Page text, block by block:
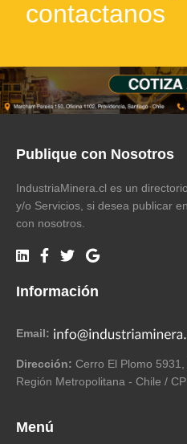
contactanos
Publique con Nosotros
IndustriaMinera.cl es un
y/o Servicios, si desea publicar
con nosotros.
Información
Email:
Dirección: Cerro El Plomo
Región Metropolitana - Chile /
Menú